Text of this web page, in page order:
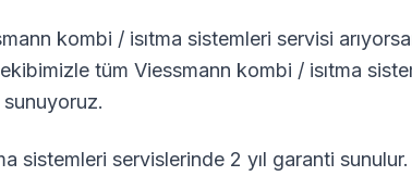
kombi / isıtma sistemleri servisi
tüm Viessmann kombi / isıtma
sistemleri servislerinde 2 yıl garanti sunulur.